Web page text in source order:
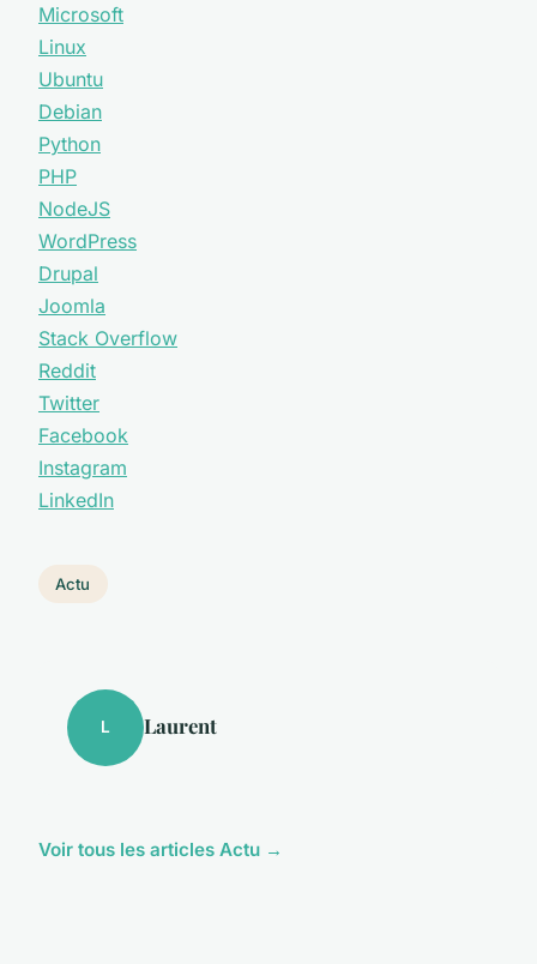
Microsoft
Linux
Ubuntu
Debian
Python
PHP
NodeJS
WordPress
Drupal
Joomla
Stack Overflow
Reddit
Twitter
Facebook
Instagram
LinkedIn
Actu
L Laurent
Voir tous les articles Actu →